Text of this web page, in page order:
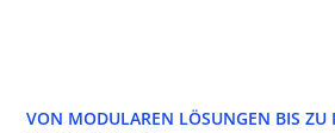
VON MODULAREN LÖSUNGEN BIS ZU